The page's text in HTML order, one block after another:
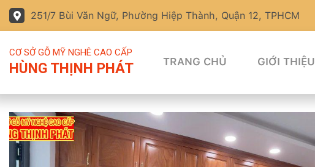
251/7 Bùi Văn Ngữ, Phường Hiệp Thành, Quận 12, TPHCM
CƠ SỞ GỖ MỸ NGHÊ CAO CẤP
HÙNG THỊNH PHÁT TRANG CHỦ GIỚI THIỆU